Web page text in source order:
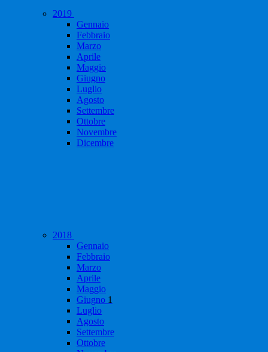
2019
Gennaio
Febbraio
Marzo
Aprile
Maggio
Giugno
Luglio
Agosto
Settembre
Ottobre
Novembre
Dicembre
2018
Gennaio
Febbraio
Marzo
Aprile
Maggio
Giugno 1
Luglio
Agosto
Settembre
Ottobre